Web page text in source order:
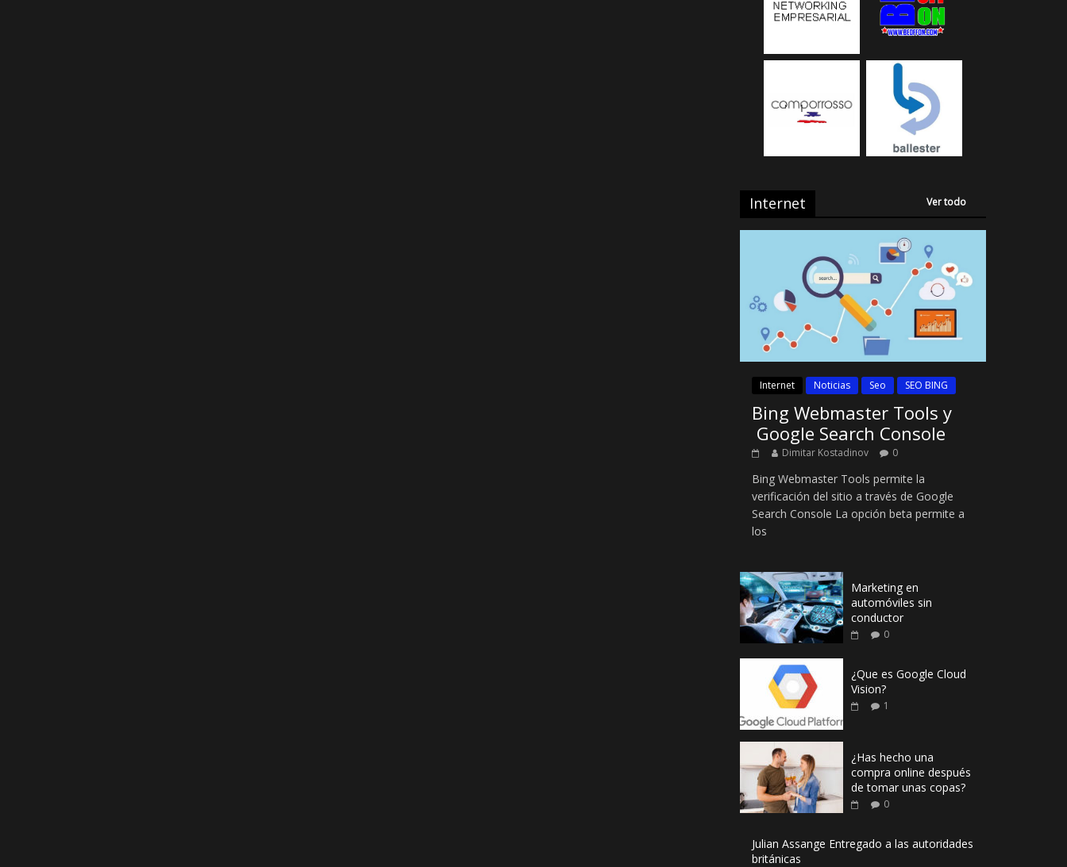
Internet Ver todo
Internet Noticias Seo SEO BING
Bing Webmaster Tools y
Google Search Console
Dimitar Kostadinov 0
Bing Webmaster Tools permite la
verificación del sitio a través de Google
Search Console La opción beta permite a
los
Marketing en
automóviles sin
conductor
0
¿Que es Google Cloud
Vision?
1
¿Has hecho una
compra online después
de tomar unas copas?
0
Julian Assange Entregado a las autoridades
británicas